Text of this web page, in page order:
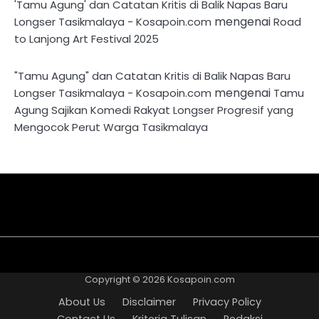
'Tamu Agung' dan Catatan Kritis di Balik Napas Baru
Longser Tasikmalaya - Kosapoin.com mengenaiRoad
to Lanjong Art Festival 2025
"Tamu Agung" dan Catatan Kritis di Balik Napas Baru
Longser Tasikmalaya - Kosapoin.com mengenai Tamu
Agung Sajikan Komedi Rakyat Longser Progresif yang
Mengocok Perut Warga Tasikmalaya
Us
Policy
Us
Tulisan
Media
Copyright © 2026 Kosapoin.com
About Us Disclaimer
Privacy Policy